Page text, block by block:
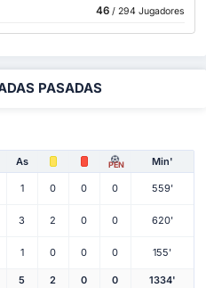
46/ 294 Jugadores
PASADAS
As PEN
Min'
1 0 0 0 559'
3 2 0 0 620'
1 0 0 0 155'
5 2 0 0 1334'